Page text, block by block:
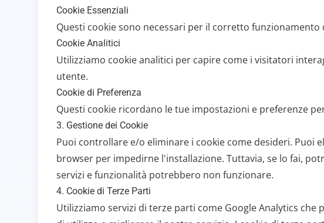
Cookie Essenziali
Questi cookie sono necessari per il corretto
Cookie Analitici
Utilizziamo cookie analitici per capire come i visitatori
utente.
Cookie di Preferenza
Questi cookie ricordano le tue impostazioni e preferenze
3. Gestione dei Cookie
Puoi controllare e/o eliminare i cookie come desideri.
browser per impedirne l'installazione. Tuttavia, se lo fai,
servizi e funzionalità potrebbero non funzionare.
4. Cookie di Terze Parti
Utilizziamo servizi di terze parti come Google Analytics